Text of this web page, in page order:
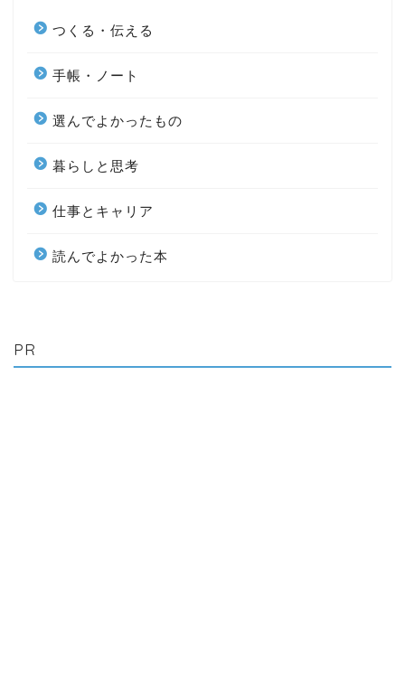
つくる・伝える
手帳・ノート
選んでよかったもの
暮らしと思考
仕事とキャリア
読んでよかった本
PR